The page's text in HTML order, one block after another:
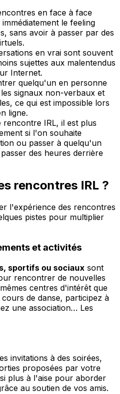
en face à face
le feeling
sans avoir à passer par des
en vrai sont souvent
sujettes aux malentendus
Internet.
quelqu'un en personne
signaux non-verbaux et
ce qui est impossible lors
ligne.
rencontre IRL, il est plus
si l'on souhaite
ou passer à quelqu'un
des heures derrière
rencontres IRL ?
l'expérience des rencontres
pistes pour multiplier
et activités
sportifs ou sociaux sont
rencontrer de nouvelles
centres d'intérêt que
de danse, participez à
une association… Les
invitations à des soirées,
proposées par votre
plus à l'aise pour aborder
au soutien de vos amis.